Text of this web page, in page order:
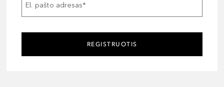
El. pašto adresas*
REGISTRUOTIS